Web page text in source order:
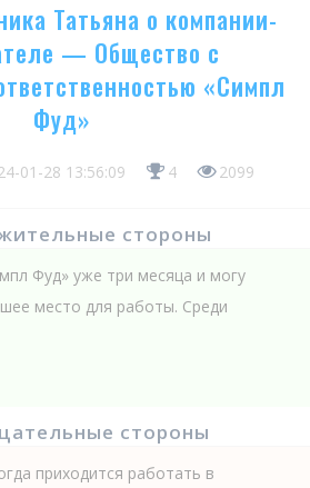
Татьяна о компании-
— Общество с
«Симпл
Фуд»
01-28 13:56:09 4 2099
стороны
Фуд» уже три месяца и могу
место для работы. Среди
стороны
приходится работать в